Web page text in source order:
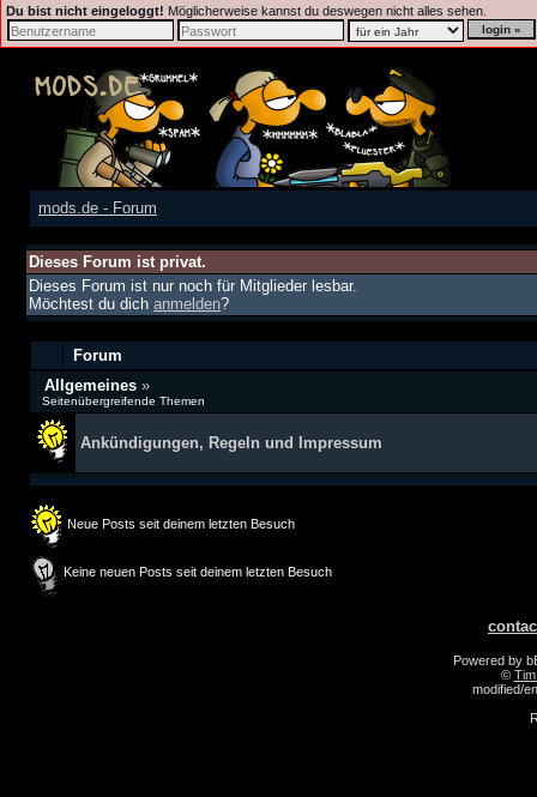
Du bist nicht eingeloggt! Möglicherweise kannst du deswegen nicht alles sehen.
mods.de - Forum
Dieses Forum ist privat.
Dieses Forum ist nur noch für Mitglieder lesbar.
Möchtest du dich anmelden?
Forum
Allgemeines »
Seitenübergreifende Themen
Ankündigungen, Regeln und Impressum
Neue Posts seit deinem letzten Besuch
Keine neuen Posts seit deinem letzten Besuch
Powered by
©
modified/